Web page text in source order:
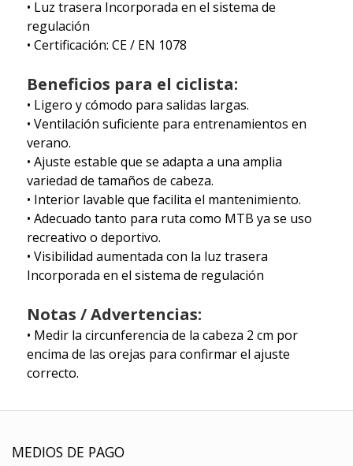
• Luz trasera Incorporada en el sistema de
regulación
• Certificación: CE / EN 1078
Beneficios para el ciclista:
• Ligero y cómodo para salidas largas.
• Ventilación suficiente para entrenamientos en
verano.
• Ajuste estable que se adapta a una amplia
variedad de tamaños de cabeza.
• Interior lavable que facilita el mantenimiento.
• Adecuado tanto para ruta como MTB ya se uso
recreativo o deportivo.
• Visibilidad aumentada con la luz trasera
Incorporada en el sistema de regulación
Notas / Advertencias:
• Medir la circunferencia de la cabeza 2 cm por
encima de las orejas para confirmar el ajuste
correcto.
MEDIOS DE PAGO